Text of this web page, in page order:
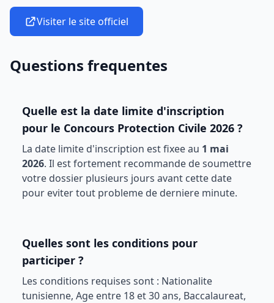
Visiter le site officiel
Questions frequentes
Quelle est la date limite d'inscription
pour le Concours Protection Civile 2026 ?
La date limite d'inscription est fixee au 1 mai
2026. Il est fortement recommande de soumettre
votre dossier plusieurs jours avant cette date
pour eviter tout probleme de derniere minute.
Quelles sont les conditions pour
participer ?
Les conditions requises sont : Nationalite
tunisienne, Age entre 18 et 30 ans, Baccalaureat,